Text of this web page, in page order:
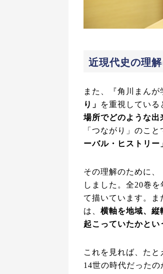
近現代史の理
また、『角川まん
り」
を重視している
場所でどのような
「つながり」のこ
ーバル・ヒストリー
その理解のために
しました。全20巻
て描いています。ま
は、 横軸を地域、縦
起こっていたかと
これを見れば、た
14世の時代だった